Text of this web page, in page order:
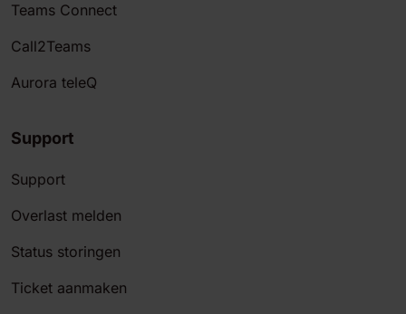
Teams Connect
Call2Teams
Aurora teleQ
Support
Support
Overlast melden
Status storingen
Ticket aanmaken